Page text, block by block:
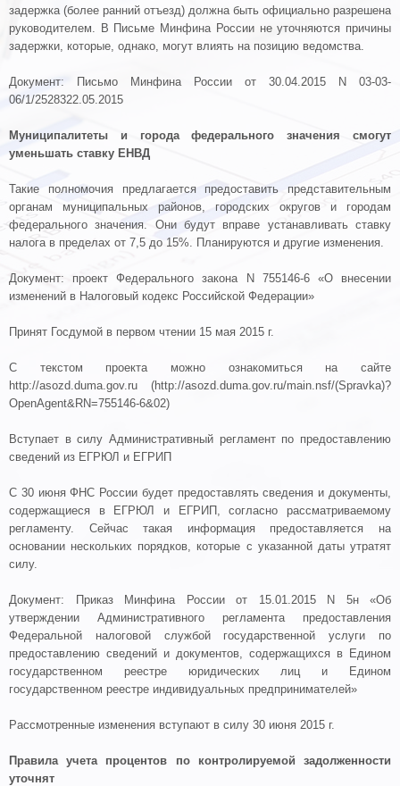
задержка (более ранний отъезд) должна быть официально разрешена
руководителем. В Письме Минфина России не уточняются причины
задержки, которые, однако, могут влиять на позицию ведомства.
Документ: Письмо Минфина России от 30.04.2015 N 03-03-
06/1/2528322.05.2015
Муниципалитеты и города федерального значения смогут
уменьшать ставку ЕНВД
Такие полномочия предлагается предоставить представительным
органам муниципальных районов, городских округов и городам
федерального значения. Они будут вправе устанавливать ставку
налога в пределах от 7,5 до 15%. Планируются и другие изменения.
Документ: проект Федерального закона N 755146-6 «О внесении
изменений в Налоговый кодекс Российской Федерации»
Принят Госдумой в первом чтении 15 мая 2015 г.
С текстом проекта можно ознакомиться на сайте
http://asozd.duma.gov.ru (http://asozd.duma.gov.ru/main.nsf/(Spravka)?
OpenAgent&RN=755146-6&02)
Вступает в силу Административный регламент по предоставлению
сведений из ЕГРЮЛ и ЕГРИП
С 30 июня ФНС России будет предоставлять сведения и документы,
содержащиеся в ЕГРЮЛ и ЕГРИП, согласно рассматриваемому
регламенту. Сейчас такая информация предоставляется на
основании нескольких порядков, которые с указанной даты утратят
силу.
Документ: Приказ Минфина России от 15.01.2015 N 5н «Об
утверждении Административного регламента предоставления
Федеральной налоговой службой государственной услуги по
предоставлению сведений и документов, содержащихся в Едином
государственном реестре юридических лиц и Едином
государственном реестре индивидуальных предпринимателей»
Рассмотренные изменения вступают в силу 30 июня 2015 г.
Правила учета процентов по контролируемой задолженности
уточнят